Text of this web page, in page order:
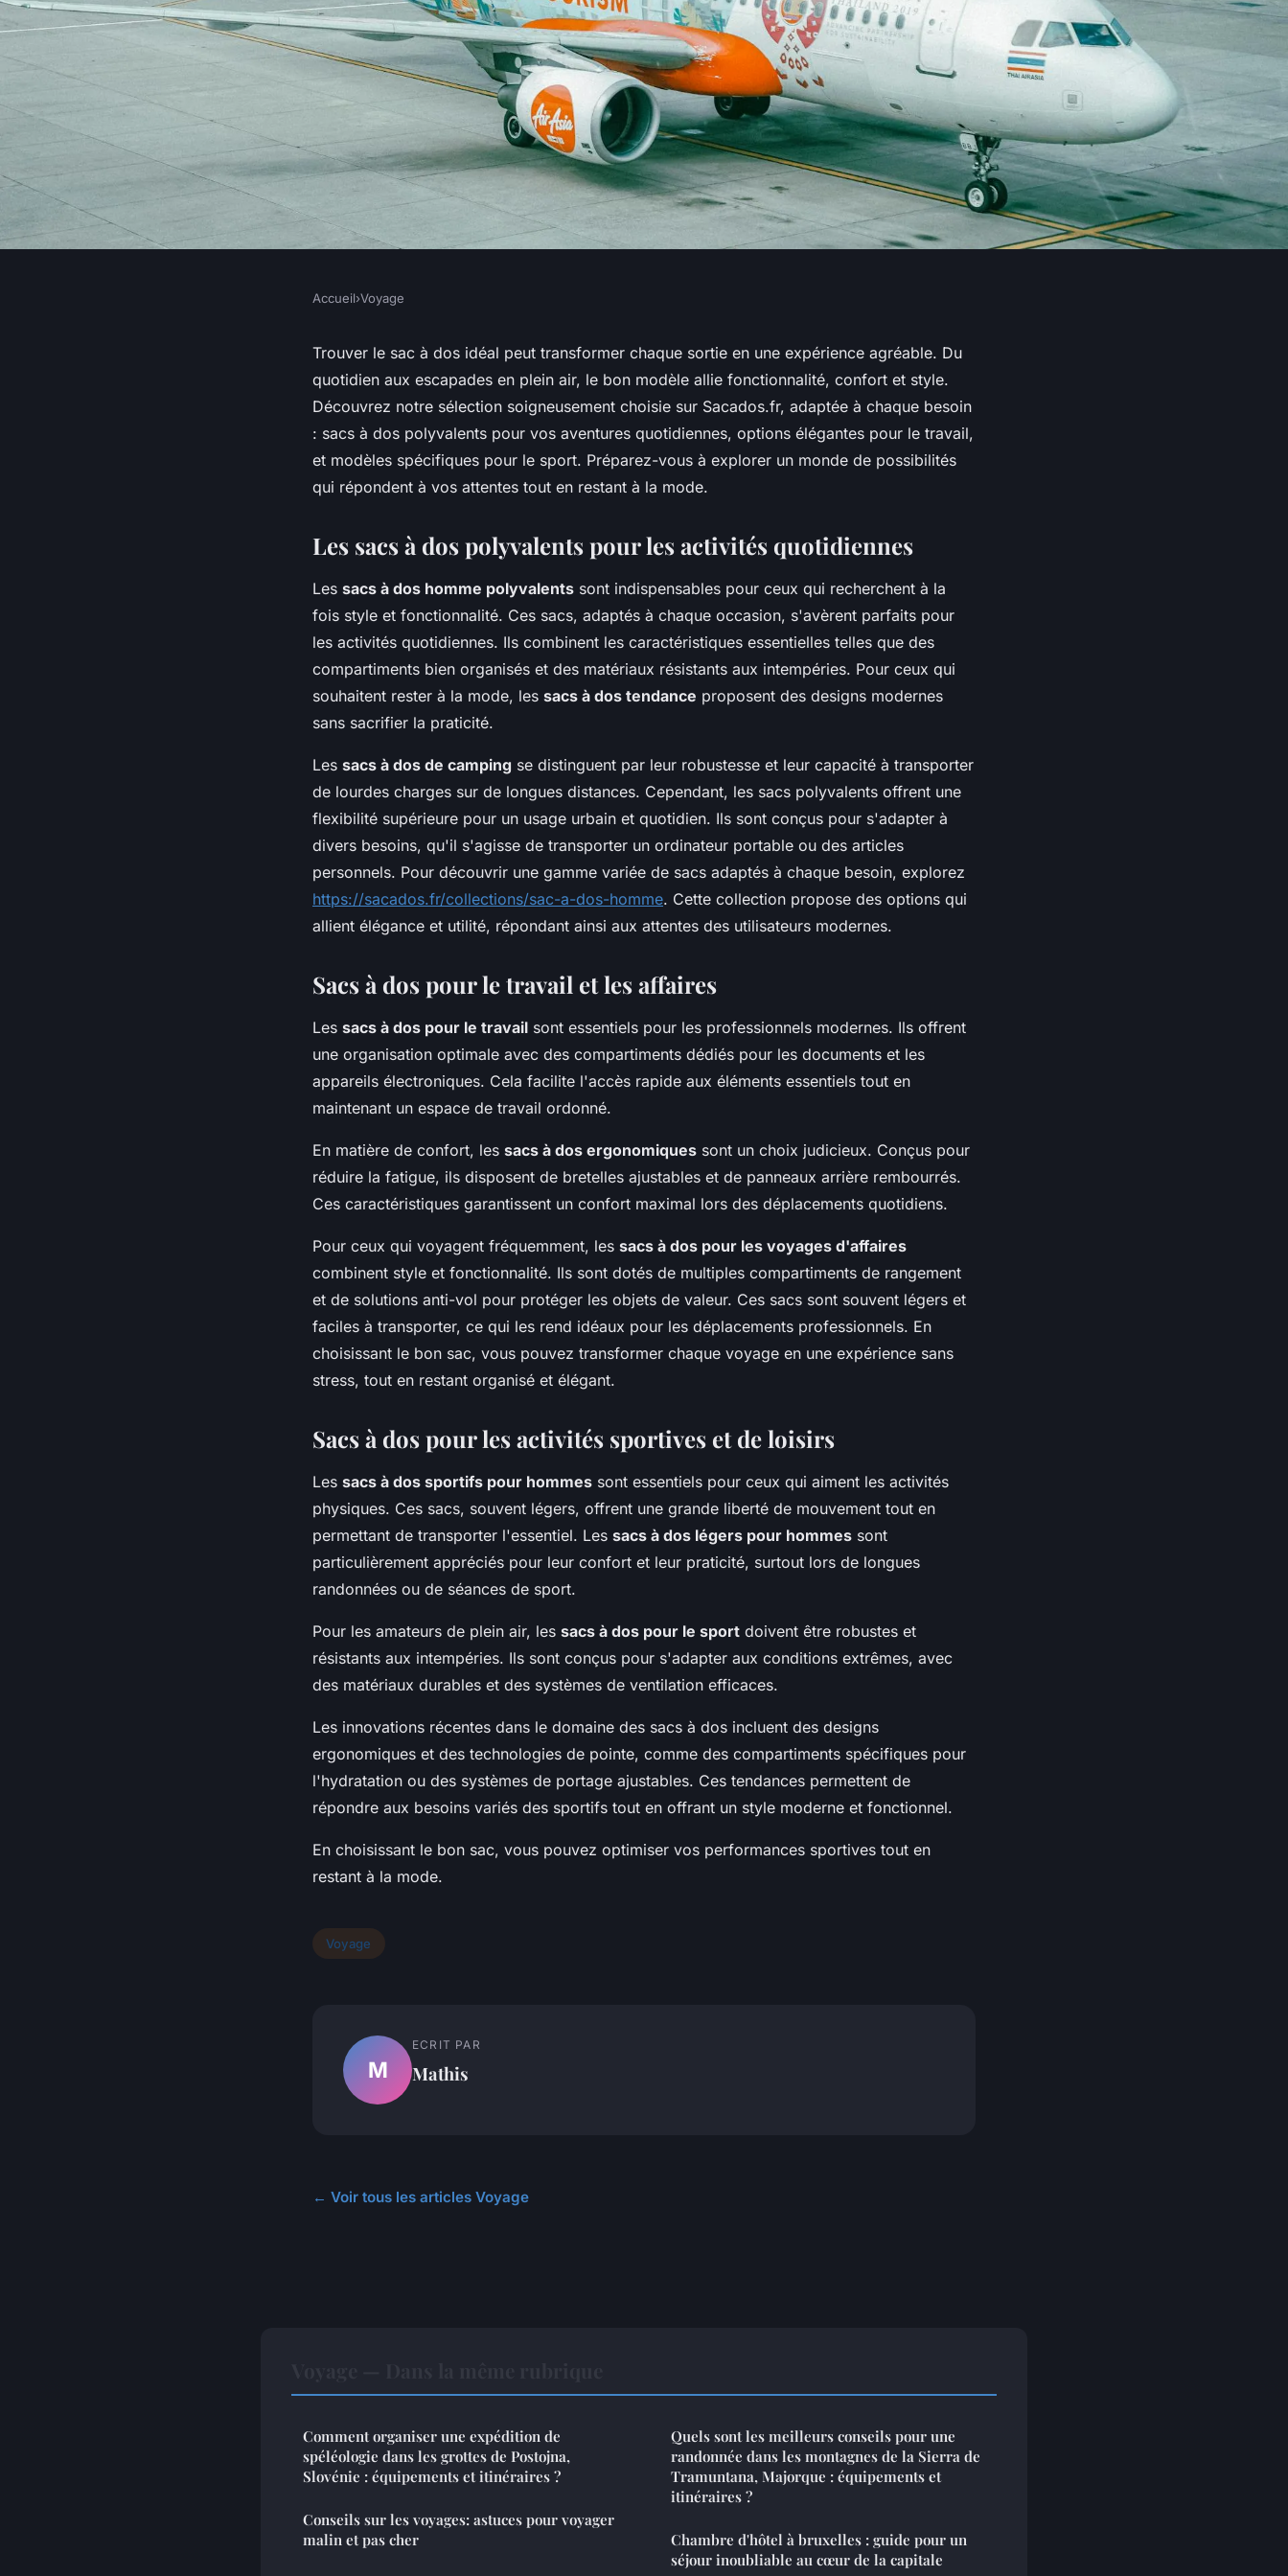
Les meilleurs sacs à dos homme pour
chaque occasion sur sacados.fr
3 min de lecture
Accueil›Voyage
Trouver le sac à dos idéal peut transformer chaque sortie en une expérience agréable. Du
quotidien aux escapades en plein air, le bon modèle allie fonctionnalité, confort et style.
Découvrez notre sélection soigneusement choisie sur Sacados.fr, adaptée à chaque besoin
: sacs à dos polyvalents pour vos aventures quotidiennes, options élégantes pour le travail,
et modèles spécifiques pour le sport. Préparez-vous à explorer un monde de possibilités
qui répondent à vos attentes tout en restant à la mode.
Les sacs à dos polyvalents pour les activités quotidiennes
Les sacs à dos homme polyvalents sont indispensables pour ceux qui recherchent à la
fois style et fonctionnalité. Ces sacs, adaptés à chaque occasion, s'avèrent parfaits pour
les activités quotidiennes. Ils combinent les caractéristiques essentielles telles que des
compartiments bien organisés et des matériaux résistants aux intempéries. Pour ceux qui
souhaitent rester à la mode, les sacs à dos tendance proposent des designs modernes
sans sacrifier la praticité.
Les sacs à dos de camping se distinguent par leur robustesse et leur capacité à transporter
de lourdes charges sur de longues distances. Cependant, les sacs polyvalents offrent une
flexibilité supérieure pour un usage urbain et quotidien. Ils sont conçus pour s'adapter à
divers besoins, qu'il s'agisse de transporter un ordinateur portable ou des articles
personnels. Pour découvrir une gamme variée de sacs adaptés à chaque besoin, explorez
https://sacados.fr/collections/sac-a-dos-homme. Cette collection propose des options qui
allient élégance et utilité, répondant ainsi aux attentes des utilisateurs modernes.
Sacs à dos pour le travail et les affaires
Les sacs à dos pour le travail sont essentiels pour les professionnels modernes. Ils offrent
une organisation optimale avec des compartiments dédiés pour les documents et les
appareils électroniques. Cela facilite l'accès rapide aux éléments essentiels tout en
maintenant un espace de travail ordonné.
En matière de confort, les sacs à dos ergonomiques sont un choix judicieux. Conçus pour
réduire la fatigue, ils disposent de bretelles ajustables et de panneaux arrière rembourrés.
Ces caractéristiques garantissent un confort maximal lors des déplacements quotidiens.
Pour ceux qui voyagent fréquemment, les sacs à dos pour les voyages d'affaires
combinent style et fonctionnalité. Ils sont dotés de multiples compartiments de rangement
et de solutions anti-vol pour protéger les objets de valeur. Ces sacs sont souvent légers et
faciles à transporter, ce qui les rend idéaux pour les déplacements professionnels. En
choisissant le bon sac, vous pouvez transformer chaque voyage en une expérience sans
stress, tout en restant organisé et élégant.
Sacs à dos pour les activités sportives et de loisirs
Les sacs à dos sportifs pour hommes sont essentiels pour ceux qui aiment les activités
physiques. Ces sacs, souvent légers, offrent une grande liberté de mouvement tout en
permettant de transporter l'essentiel. Les sacs à dos légers pour hommes sont
particulièrement appréciés pour leur confort et leur praticité, surtout lors de longues
randonnées ou de séances de sport.
Pour les amateurs de plein air, les sacs à dos pour le sport doivent être robustes et
résistants aux intempéries. Ils sont conçus pour s'adapter aux conditions extrêmes, avec
des matériaux durables et des systèmes de ventilation efficaces.
Les innovations récentes dans le domaine des sacs à dos incluent des designs
ergonomiques et des technologies de pointe, comme des compartiments spécifiques pour
l'hydratation ou des systèmes de portage ajustables. Ces tendances permettent de
répondre aux besoins variés des sportifs tout en offrant un style moderne et fonctionnel.
En choisissant le bon sac, vous pouvez optimiser vos performances sportives tout en
restant à la mode.
Voyage
M
ECRIT PAR
Mathis
← Voir tous les articles Voyage
Comment organiser une expédition de
spéléologie dans les grottes de Postojna,
Slovénie : équipements et itinéraires ?
Conseils sur les voyages: astuces pour voyager
malin et pas cher
Quels sont les meilleurs conseils pour une
randonnée dans les montagnes de la Sierra de
Tramuntana, Majorque : équipements et
itinéraires ?
Chambre d'hôtel à bruxelles : guide pour un
séjour inoubliable au cœur de la capitale